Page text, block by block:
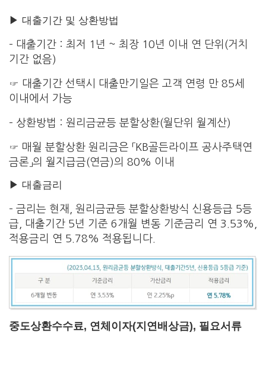
▶ 대출기간 및 상환방법
– 대출기간 : 최저 1년 ~ 최장 10년 이내 연 단위(거치
기간 없음)
☞ 대출기간 선택시 대출만기일은 고객 연령 만 85세
이내에서 가능
– 상환방법 : 원리금균등 분할상환(월단위 월계산)
☞ 매월 분할상환 원리금은 「KB골든라이프 공사주택연
금론」의 월지급금(연금)의 80% 이내
▶ 대출금리
– 금리는 현재, 원리금균등 분할상환방식 신용등급 5등
급, 대출기간 5년 기준 6개월 변동 기준금리 연 3.53%,
적용금리 연 5.78% 적용됩니다.
중도상환수수료, 연체이자(지연배상금), 필요서류